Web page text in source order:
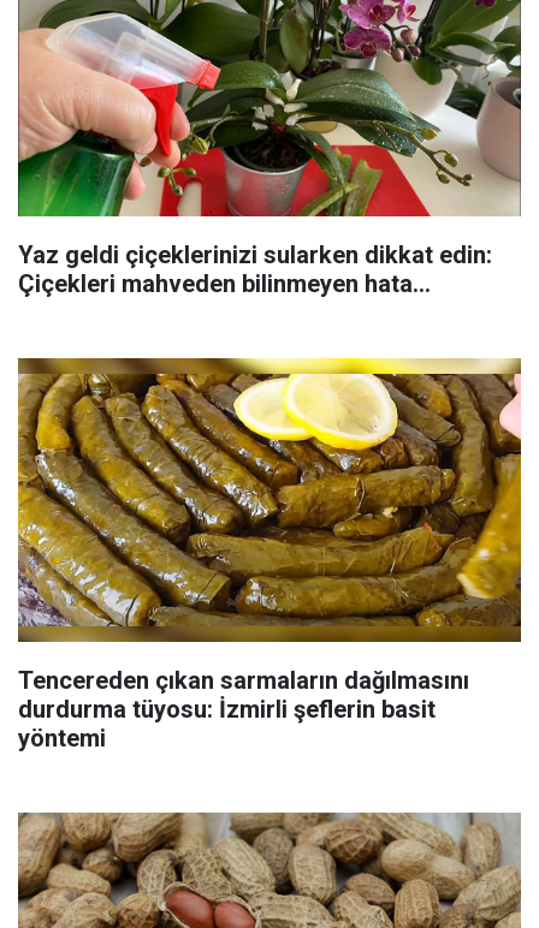
Yaz geldi çiçeklerinizi sularken dikkat edin:
Çiçekleri mahveden bilinmeyen hata...
Tencereden çıkan sarmaların dağılmasını
durdurma tüyosu: İzmirli şeflerin basit
yöntemi